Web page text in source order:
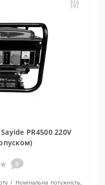
PR4500 220V
0
Номінальна потужність,